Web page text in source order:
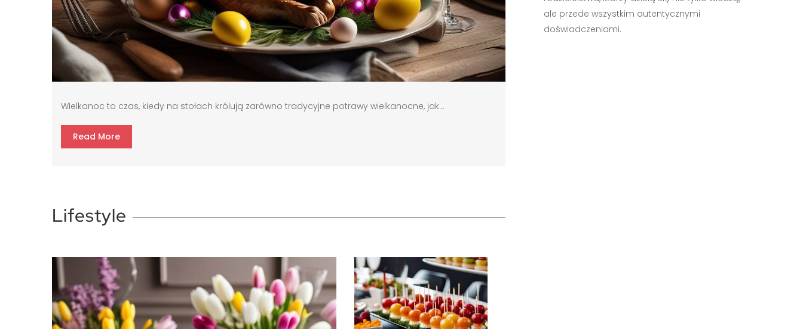
Wielkanoc to czas, kiedy na stołach królują zarówno tradycyjne potrawy wielkanocne, jak...
Read More
Lifestyle
ale przede wszystkim autentycznymi
doświadczeniami.